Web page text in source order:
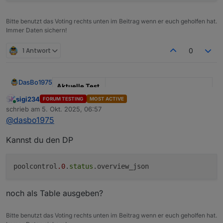
Verbrauchs- und Kostenanalyse über
Bitte benutzt das Voting rechts unten im Beitrag wenn er euch geholfen hat.
Immer Daten sichern!
1 Antwort 0
DasBo1975
Aktuelle Test
Version
1.4.1
Veröffentlichu
Github Link
Steuerung und Überwachung von Poolanlagen.
Zu den Funktionen gehören:
Pumpensteuerung (Automatik, Manuell,
Temperaturverwaltung mit bis zu 6 Sensoren,
0.0.7 – Help-Datei ( help.md
) und erste
Online
sigi234 FORUM TESTING MOST ACTIVE
schrieb am 5. Okt. 2025, 06:57
zuletzt editiert von
@dasbo1975
Kannst du den DP
poolcontrol .0. status
noch als Table ausgeben?
Bitte benutzt das Voting rechts unten im Beitrag wenn er euch geholfen hat.